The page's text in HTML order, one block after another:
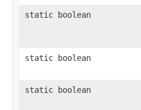
static boolean
static boolean
static boolean